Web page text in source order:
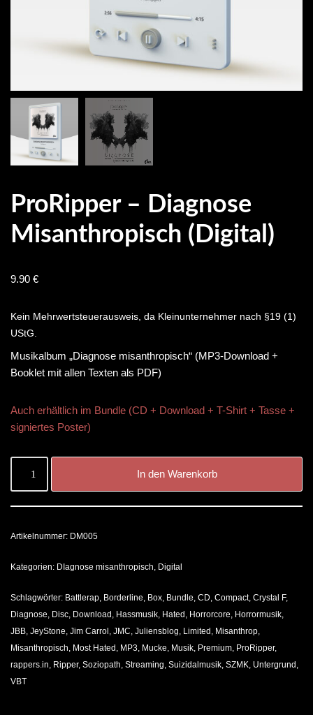
ProRipper – Diagnose
Misanthropisch (digital)
9.90 €
Kein Mehrwertsteuerausweis, da Kleinunternehmer nach §19 (1)
UStG.
Musikalbum „Diagnose misanthropisch“ (MP3-Download +
Booklet mit allen Texten als PDF)
Auch erhältlich im Bundle (CD + Download + T-Shirt + Tasse +
signiertes Poster)
In den Warenkorb
Artikelnummer: DM005
Kategorien: DIagnose misanthropisch, Digital
Schlagwörter: Battlerap, Borderline, Box, Bundle, CD, Compact, Crystal F,
Diagnose, Disc, Download , Hassmusik, Hated , Horrorcore, Horrormusik,
JBB, JeyStone, Jim Carrol , JMC, Juliensblog, Limited , Misanthrop,
Misanthropisch, Most Hated , MP3, Mucke, Musik, Premium, ProRipper,
rappers.in, Ripper, Soziopath, Streaming, Suizidalmusik, SZMK, Untergrund ,
VBT